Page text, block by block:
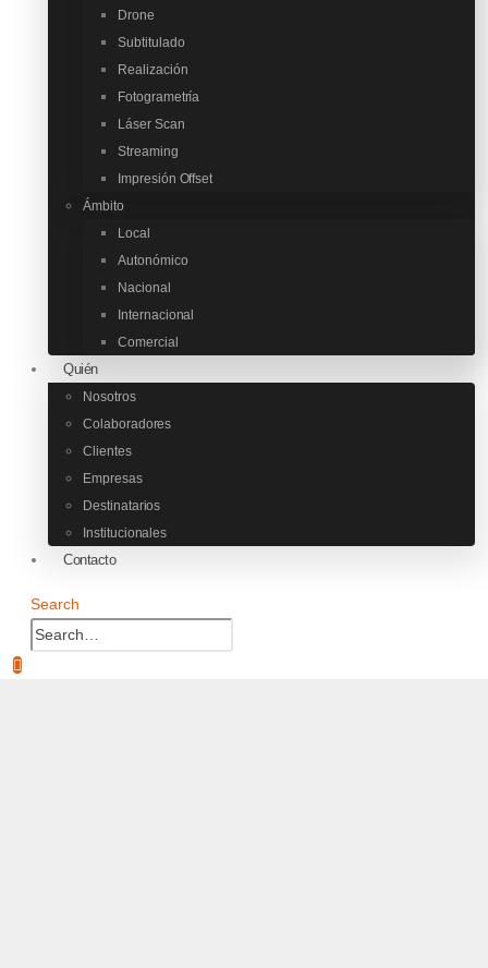
Drone
Subtitulado
Realización
Fotogrametría
Láser Scan
Streaming
Impresión Offset
Ámbito
Local
Autonómico
Nacional
Internacional
Comercial
Quién
Nosotros
Colaboradores
Clientes
Empresas
Destinatarios
Institucionales
Contacto
Search